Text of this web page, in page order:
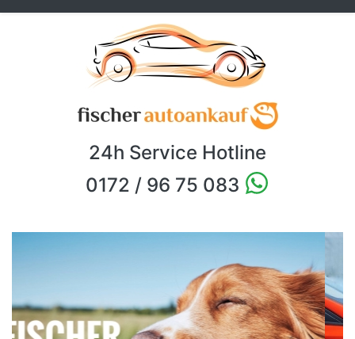
24h Service Hotline
0172 / 96 75 083